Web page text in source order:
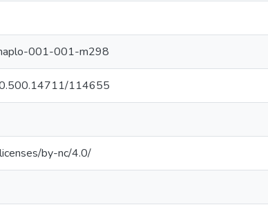
001-001-m298
114655
by-nc/4.0/